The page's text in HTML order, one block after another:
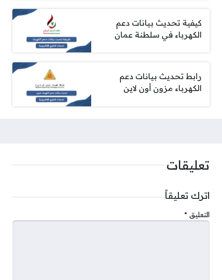
كيفية تحديث بيانات دعم
الكهرباء في سلطنة عمان
رابط تحديث بيانات دعم
الكهرباء مزون أون لاين
تعليقات
اترك تعليقاً
التعليق *